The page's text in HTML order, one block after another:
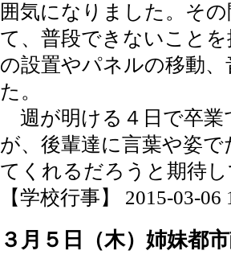
囲気になりました。そ
て、普段できないこと
の設置やパネルの移動
た。
週が明ける４日で卒業
が、後輩達に言葉や姿
てくれるだろうと期待
【学校行事】 2015-03-06
３月５日（木）姉妹都